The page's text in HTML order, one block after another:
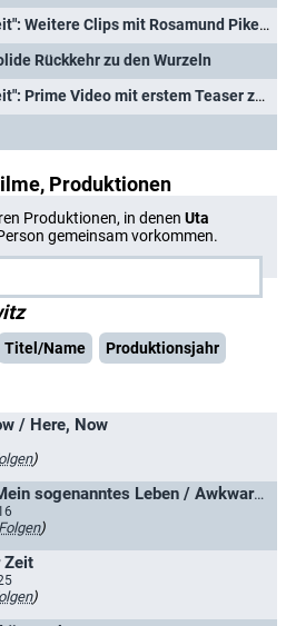
"Das Rad der Zeit": Weitere Clips mit Rosamund Pike zur Amazon-Fantasyserie
Rückkehr zu den Wurzeln
"Das Rad der Zeit": Prime Video mit erstem Teaser zum Serienstart
Produktionen
Produktionen, in denen Uta
gemeinsam vorkommen.
Titel/Name
Produktionsjahr
/ Here, Now
)
Awkward - Mein sogenanntes Leben / Awkward.
)
Zeit
)